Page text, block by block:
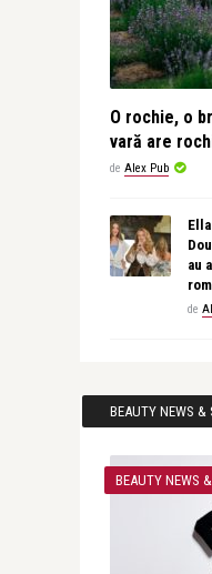
O rochie, o
vară are
de Alex Pub
au
de
BEAUTY NEWS &
BEAUTY NEWS